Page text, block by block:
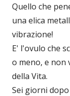
Quello che
una elica
vibrazione!
E' l'ovulo che
o meno, e non
della Vita.
Sei giorni